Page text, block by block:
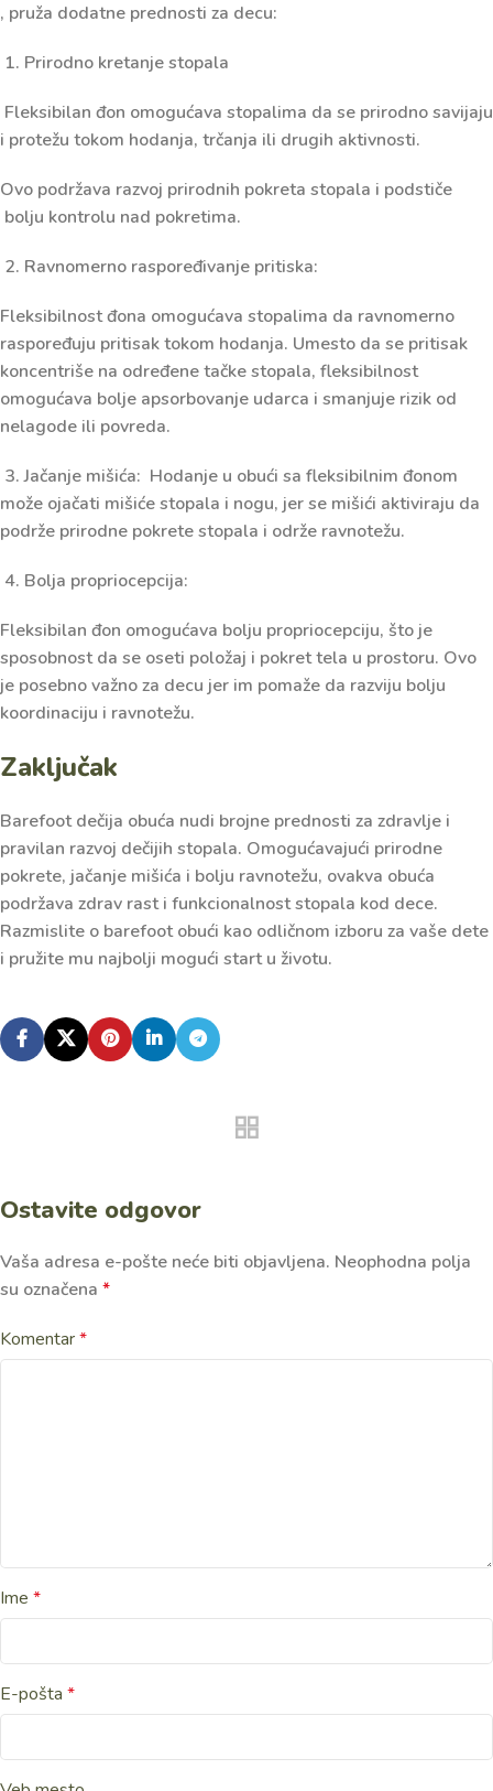
, pruža dodatne prednosti za decu:
1. Prirodno kretanje stopala
Fleksibilan đon omogućava stopalima da se prirodno savijaju
i protežu tokom hodanja, trčanja ili drugih aktivnosti.
Ovo podržava razvoj prirodnih pokreta stopala i podstiče
bolju kontrolu nad pokretima.
2. Ravnomerno raspoređivanje pritiska:
Fleksibilnost đona omogućava stopalima da ravnomerno
raspoređuju pritisak tokom hodanja. Umesto da se pritisak
koncentriše na određene tačke stopala, fleksibilnost
omogućava bolje apsorbovanje udarca i smanjuje rizik od
nelagode ili povreda.
3. Jačanje mišića: Hodanje u obući sa fleksibilnim đonom
može ojačati mišiće stopala i nogu, jer se mišići aktiviraju da
podrže prirodne pokrete stopala i održe ravnotežu.
4. Bolja propriocepcija:
Fleksibilan đon omogućava bolju propriocepciju, što je
sposobnost da se oseti položaj i pokret tela u prostoru. Ovo
je posebno važno za decu jer im pomaže da razviju bolju
koordinaciju i ravnotežu.
Zaključak
Barefoot dečija obuća nudi brojne prednosti za zdravlje i
pravilan razvoj dečijih stopala. Omogućavajući prirodne
pokrete, jačanje mišića i bolju ravnotežu, ovakva obuća
podržava zdrav rast i funkcionalnost stopala kod dece.
Razmislite o barefoot obući kao odličnom izboru za vaše dete
i pružite mu najbolji mogući start u životu.
Ostavite odgovor
Vaša adresa e-pošte neće biti objavljena. Neophodna polja
su označena *
Komentar*
Ime *
E-pošta *